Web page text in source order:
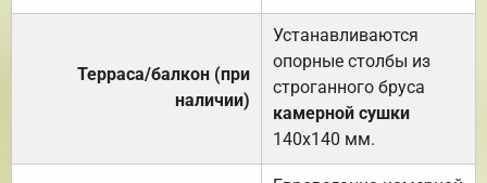
Терраса/балкон (при
наличии)
Устанавливаются
опорные столбы из
строганного бруса
камерной сушки
140х140 мм.